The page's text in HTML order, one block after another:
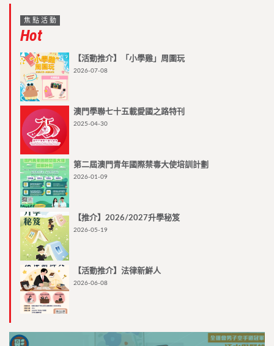
焦點活動
Hot
【活動推介】「小學雞」周圍玩
2026-07-08
澳門學聯七十五載愛國之路特刊
2025-04-30
第二屆澳門青年國際禁毒大使培訓計劃
2026-01-09
【推介】2026/2027升學秘笈
2026-05-19
【活動推介】法律新鮮人
2026-06-08